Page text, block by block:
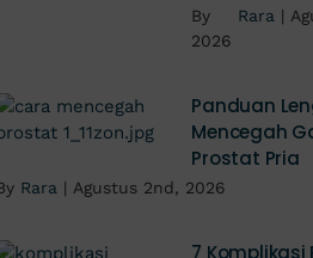
By Rara |
2026
Panduan
Mencegah
Prostat Pria
Rara | Agustus 2nd, 2026
7